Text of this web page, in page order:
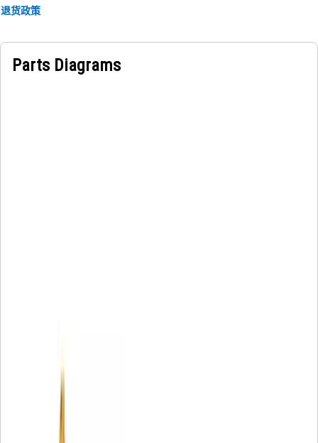
Cat® 密封系统采用可靠的设计、测试和验证流程。请购买最新
应用：
退货政策
Parts Diagrams